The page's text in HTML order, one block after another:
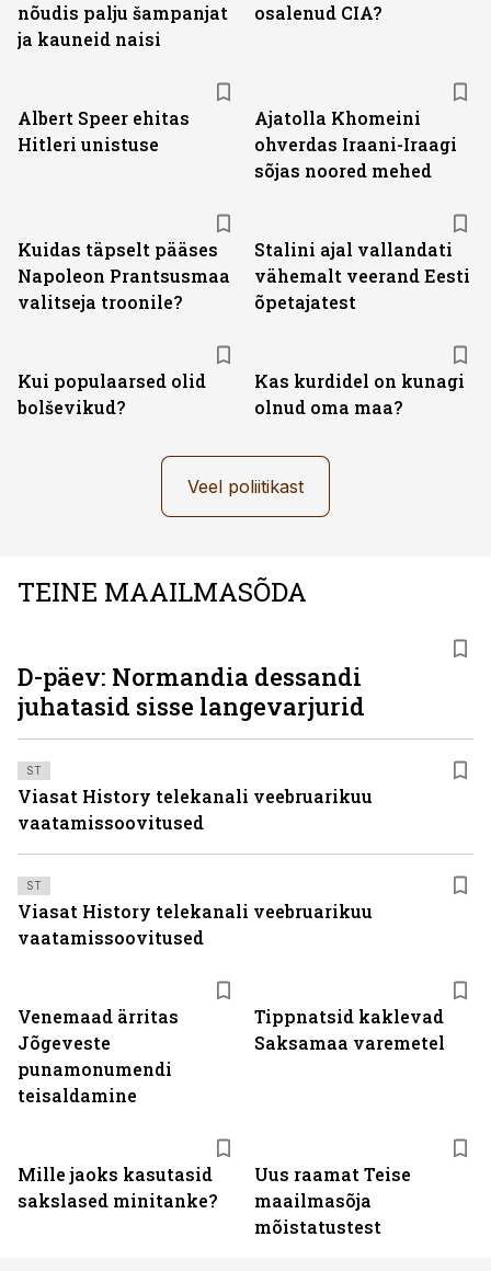
nõudis palju šampanjat
ja kauneid naisi
osalenud CIA?
Albert Speer ehitas
Hitleri unistuse
Ajatolla Khomeini
ohverdas Iraani-Iraagi
sõjas noored mehed
Kuidas täpselt pääses
Napoleon Prantsusmaa
valitseja troonile?
Stalini ajal vallandati
vähemalt veerand Eesti
õpetajatest
Kui populaarsed olid
bolševikud?
Kas kurdidel on kunagi
olnud oma maa?
Veel poliitikast
TEINE MAAILMASÕDA
Venemaad ärritas
Jõgeveste
punamonumendi
teisaldamine
Tippnatsid kaklevad
Saksamaa varemetel
Mille jaoks kasutasid
sakslased minitanke?
Uus raamat Teise
maailmasõja
mõistatustest
D-päev: Normandia dessandi
juhatasid sisse langevarjurid
ST
Viasat History telekanali veebruarikuu
vaatamissoovitused
ST
Viasat History telekanali veebruarikuu
vaatamissoovitused